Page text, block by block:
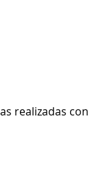
realizadas con